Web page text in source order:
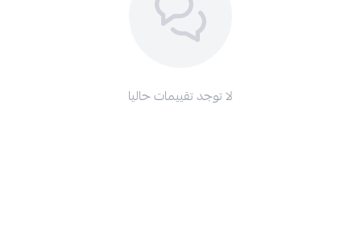
لا توجد تقييمات حاليا